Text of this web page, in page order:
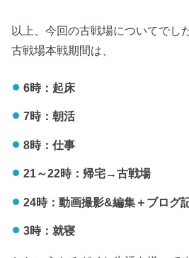
以上、今回の古戦場についてでし
古戦場本戦期間は、
6時：起床
7時：朝活
8時：仕事
21～22時：帰宅→古戦場
24時：動画撮影&編集＋ブログ
3時：就寝